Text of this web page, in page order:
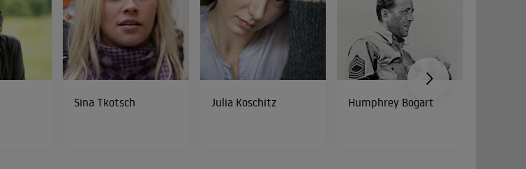
Sina Tkotsch Julia Koschitz Humphrey Bogart